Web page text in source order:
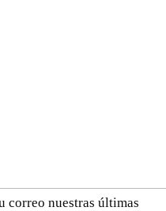
correo nuestras últimas